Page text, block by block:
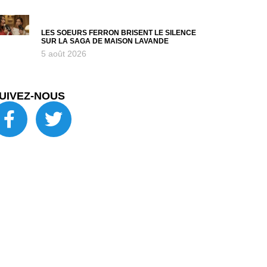
LES SOEURS FERRON BRISENT LE SILENCE
SUR LA SAGA DE MAISON LAVANDE
5 août 2026
NOUS